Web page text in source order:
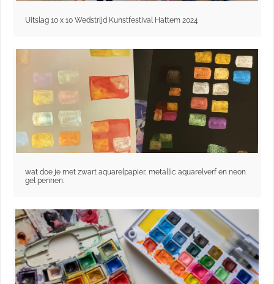
Uitslag 10 x 10 Wedstrijd Kunstfestival Hattem 2024
wat doe je met zwart aquarelpapier, metallic aquarelverf en neon
gel pennen.